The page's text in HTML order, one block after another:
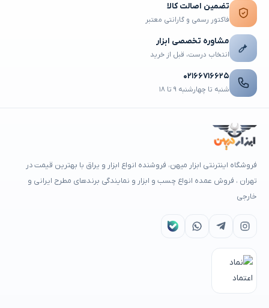
تضمین اصالت کالا
فاکتور رسمی و گارانتی معتبر
مشاوره تخصصی ابزار
انتخاب درست، قبل از خرید
۰۲۱۶۶۷۱۶۶۲۵
شنبه تا چهارشنبه ۹ تا ۱۸
فروشگاه اینترنتی ابزار میهن، فروشنده انواع ابزار و یراق با بهترین قیمت در
تهران ، فروش عمده انواع چسب و ابزار و نمایندگی برندهای مطرح ایرانی و
خارجی